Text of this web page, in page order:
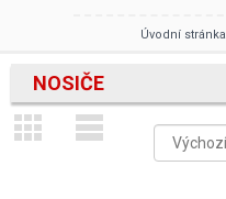
Úvodní stránka
NOSIČE